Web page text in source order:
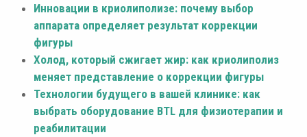
Инновации в криолиполизе: почему выбор
аппарата определяет результат коррекции
фигуры
Холод, который сжигает жир: как криолиполиз
меняет представление о коррекции фигуры
Технологии будущего в вашей клинике: как
выбрать оборудование BTL для физиотерапии и
реабилитации